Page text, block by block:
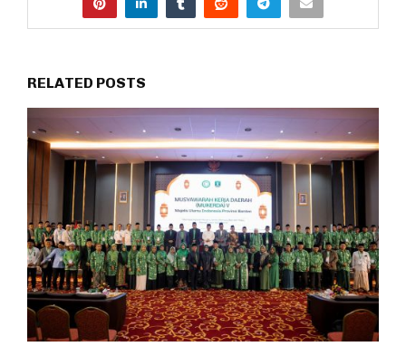
RELATED POSTS